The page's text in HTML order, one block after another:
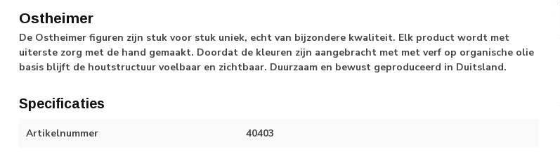
Ostheimer
De Ostheimer figuren zijn stuk voor stuk uniek, echt van bijzondere kwaliteit. Elk product wordt met
uiterste zorg met de hand gemaakt. Doordat de kleuren zijn aangebracht met met verf op organische olie
basis blijft de houtstructuur voelbaar en zichtbaar. Duurzaam en bewust geproduceerd in Duitsland.
Specificaties
Artikelnummer 40403